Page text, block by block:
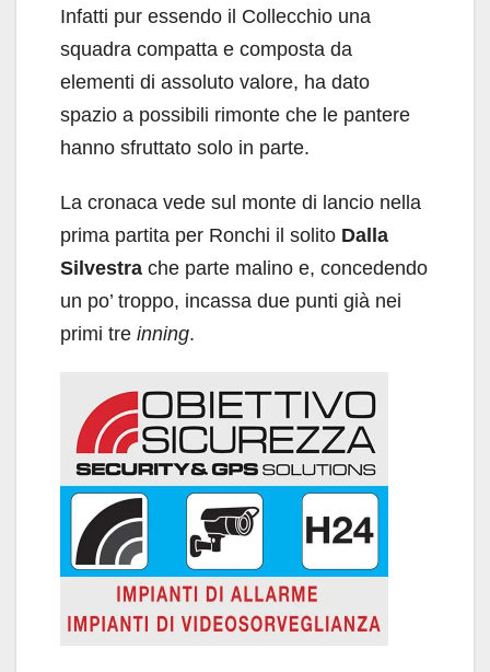
Infatti pur essendo il Collecchio una
squadra compatta e composta da
elementi di assoluto valore, ha dato
spazio a possibili rimonte che le pantere
hanno sfruttato solo in parte.
La cronaca vede sul monte di lancio nella
prima partita per Ronchi il solito Dalla
Silvestra che parte malino e, concedendo
un po’ troppo, incassa due punti già nei
primi tre inning.